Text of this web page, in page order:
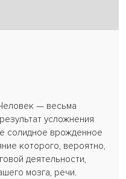
— весьма
усложнения
солидное врожденное
которого, вероятно,
деятельности,
мозга, речи.